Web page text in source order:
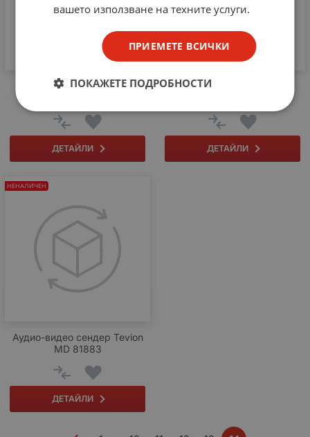
БУКСА ЗАХРАНВАЩА С
ДЕТАЙЛИ
Пасивен видеотрансивър
ДЕТАЙЛИ
Аудио-видео сендер Tevion
MD 81883
ДЕТАЙЛИ
НЕНАЛИЧЕН
вашето използване на техните услуги.
ПРИЕМЕТЕ ВСИЧКИ
ПОКАЖЕТЕ ПОДРОБНОСТИ